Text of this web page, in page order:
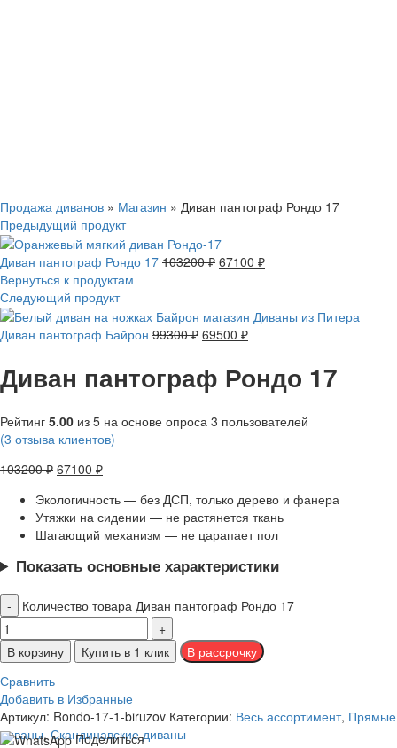
Продажа диванов » Магазин » Диван пантограф Рондо 17
Предыдущий продукт
Диван пантограф Рондо 17 103200₽ 67100 ₽
Вернуться к продуктам
Следующий продукт
Диван пантограф Байрон 99300₽ 69500 ₽
Диван пантограф Рондо 17
Рейтинг 5.00 из 5 на основе опроса 3 пользователей
(3 отзыва клиентов)
103200₽ 67100 ₽
Экологичность — без ДСП, только дерево и фанера
Утяжки на сидении — не растянется ткань
Шагающий механизм — не царапает пол
Показать основные характеристики
Количество товара Диван пантограф Рондо 17
В корзину
Купить в 1 клик
Сравнить
Добавить в Избранные
Артикул: Rondo-17-1-biruzov Категории: Весь ассортимент, Прямые
диваны, Скандинавские диваны
Поделиться